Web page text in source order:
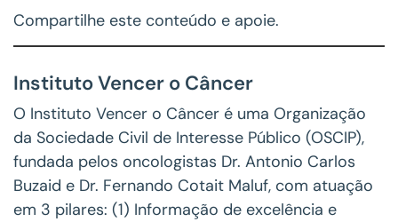
Compartilhe este conteúdo e apoie.
Instituto Vencer o Câncer
O Instituto Vencer o Câncer é uma Organização
da Sociedade Civil de Interesse Público (OSCIP),
fundada pelos oncologistas Dr. Antonio Carlos
Buzaid e Dr. Fernando Cotait Maluf, com atuação
em 3 pilares: (1) Informação de excelência e